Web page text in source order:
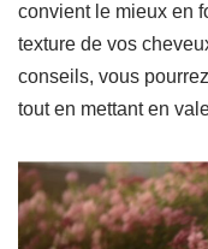
convient le mieux en
texture de vos
conseils, vous
tout en mettant en